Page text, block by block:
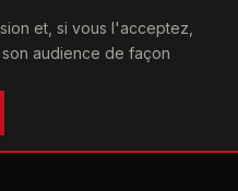
et, si vous l'acceptez,
audience de façon